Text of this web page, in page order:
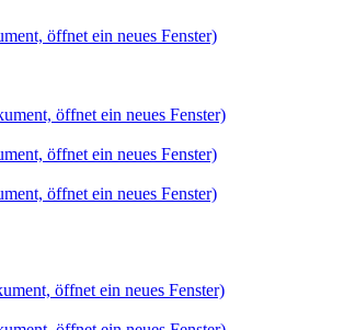
öffnet ein neues Fenster)
öffnet ein neues Fenster)
öffnet ein neues Fenster)
öffnet ein neues Fenster)
öffnet ein neues Fenster)